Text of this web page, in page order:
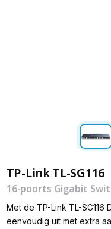
TP-Link TL-SG116
16-poorts Gigabit
Met de TP-Link TL-
eenvoudig uit met extra